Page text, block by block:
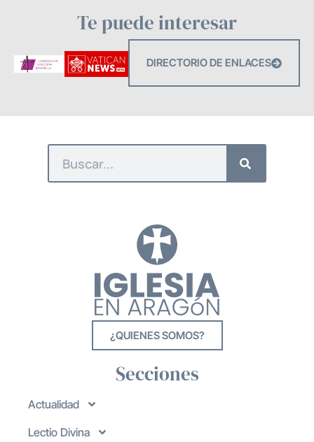
Te puede interesar
DIRECTORIO DE ENLACES
¿QUIENES SOMOS?
Secciones
Actualidad
Lectio Divina